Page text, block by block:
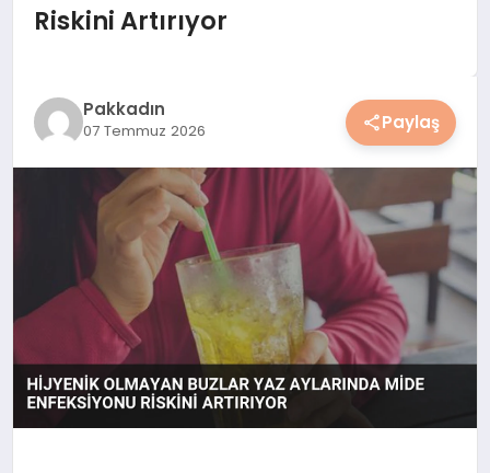
SPOR & FITNESS
YEMEK
HESAPLAMALAR
Riskini Artırıyor
Pakkadın
07 Temmuz 2026 Paylaş